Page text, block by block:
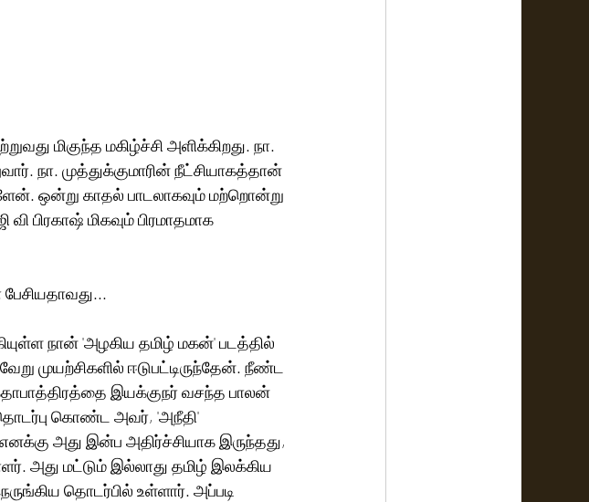
மிகுந்த மகிழ்ச்சி அளிக்கிறது. நா.
நா. முத்துக்குமாரின் நீட்சியாகத்தான்
ஒன்று காதல் பாடலாகவும் மற்றொன்று
பிரகாஷ் மிகவும் பிரமாதமாக
நான் 'அழகிய தமிழ் மகன்' படத்தில்
முயற்சிகளில் ஈடுபட்டிருந்தேன். நீண்ட
இயக்குநர் வசந்த பாலன்
கொண்ட அவர், 'அநீதி'
அது இன்ப அதிர்ச்சியாக இருந்தது,
அது மட்டும் இல்லாது தமிழ் இலக்கிய
தொடர்பில் உள்ளார். அப்படி